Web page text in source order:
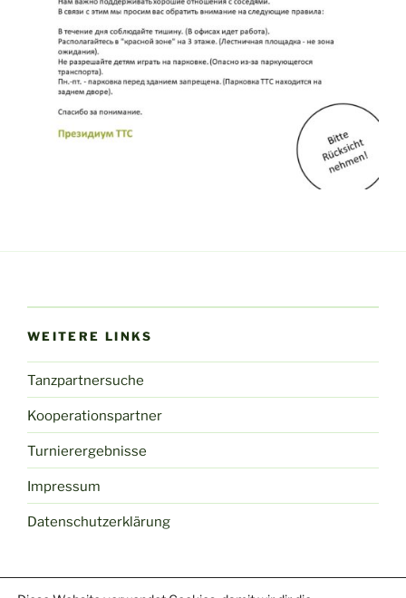
WEITERE LINKS
Tanzpartnersuche
Kooperationspartner
Turnierergebnisse
Impressum
Datenschutzerklärung